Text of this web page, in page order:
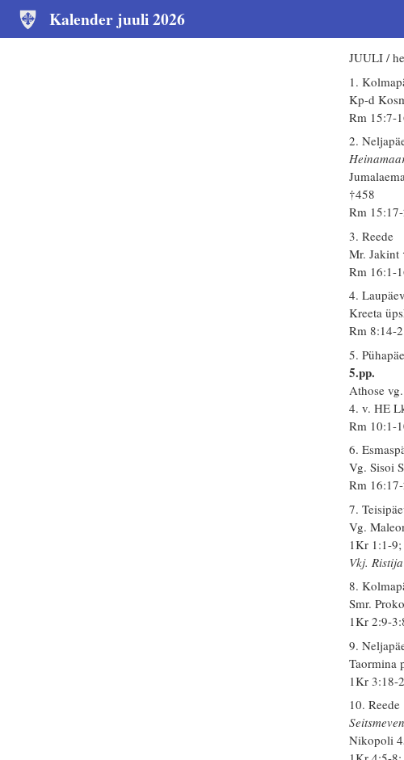
Kalender juuli 2026
JUULI /
1.
Kp-d
Rm 15:7-
2.
†458
Rm
3. Reede
Mr. Jakint
Rm 16:1-
4. Laupäev
Kreeta
Rm 8:14-
5.
5.pp.
Athose
4. v. HE
Rm 10:1-
6.
Vg. Sisoi
Rm
7.
Vg.
1Kr 1:1-
Vkj.
8.
Smr.
1Kr 2:9-
9.
Taormina
1Kr 3:18-
10. Reede
Nikopoli